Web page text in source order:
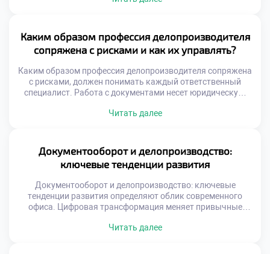
всего механизма. Качество сотрудничества напрямую
влияет на скорость принятия управленческих решений.
Делопроизводитель выступает связующим звеном между
разрозненными функциями. Гармония в отношениях
обеспечивает […]
Каким образом профессия делопроизводителя
сопряжена с рисками и как их управлять?
Каким образом профессия делопроизводителя сопряжена
с рисками, должен понимать каждый ответственный
специалист. Работа с документами несет юридическую,
организации. Ошибки в этой сфере могут привести к
профессиональной компетенции современного
сотрудника. Понимание природы угроз позволяет
предотвращать проблемы до их возникновения. Риски
Читать далее
Документооборот и делопроизводство:
ключевые тенденции развития
Документооборот и делопроизводство: ключевые
тенденции развития определяют облик современного
офиса. Цифровая трансформация меняет привычные
уступают место интеллектуальным системам. Специалист
Читать далее